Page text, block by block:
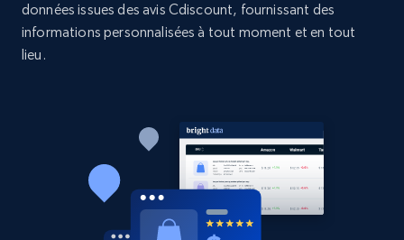
Etsy - Collect data on products using
specified keywords
price, and more.
1.9K+ Commencer
données issues des avis Cdiscount, fournissant des
informations personnalisées à tout moment et en tout
lieu.